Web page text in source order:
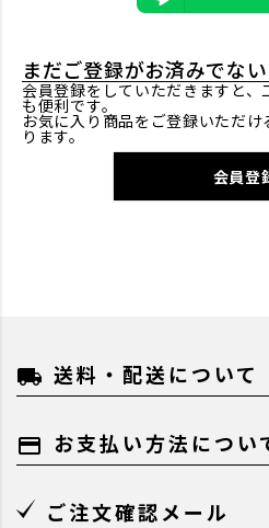
まだご登録がお済みでな
会員登録をしていただきますと、
も便利です。
お気に入り商品をご登録いただけ
ります。
会員登
local_shipping 送料・配送について
payment お支払い方法につい
ご注文確認メール